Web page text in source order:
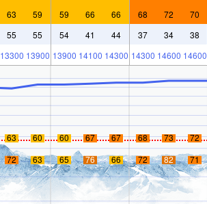
63 59 59 66 66 68 72 70
55 55 54 41 44 37 34 38
13300 13900 13900 14100 14300 14300 14600 14600
63 60 60 67 67 68 73 72
72 63 65 76 66 72 82 71